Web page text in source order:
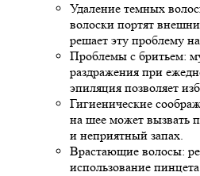
Удаление темных
волоски портят
решает эту проблему
Проблемы с бритьем:
раздражения при
эпиляция позволяет
Гигиенические
на шее может вызвать
и неприятный запах.
Врастающие волосы:
использование